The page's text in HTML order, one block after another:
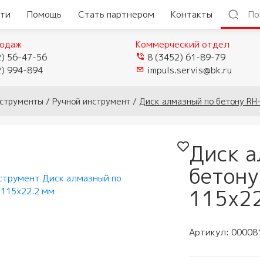
Помощь Стать партнером Контакты
56-47-56
994-894
Коммерческий отдел
8 (3452) 61-89-79
impuls.servis@bk.ru
Видеокамеры TVI/CVI/AHD
Муляжи камер
Видеорегистраторы IP
/ Ручной инструмент / Диск алмазный по бетону
Диск
Артикул: